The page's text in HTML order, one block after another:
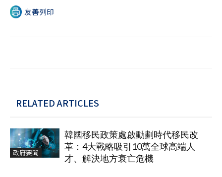
友善列印
RELATED ARTICLES
政府要聞
韓國移民政策處啟動劃時代移民改
革：4大戰略吸引10萬全球高端人
才、解決地方衰亡危機